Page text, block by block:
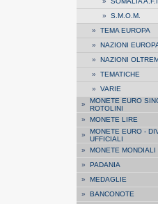
» S.M.O.M.
» TEMA EUROPA
» NAZIONI
» NAZIONI
» TEMATICHE
» VARIE
» MONETE EURO
ROTOLINI
» MONETE LIRE
» MONETE EURO -
UFFICIALI
» MONETE MONDIALI
» PADANIA
» MEDAGLIE
» BANCONOTE